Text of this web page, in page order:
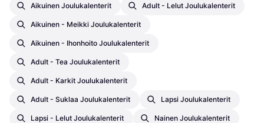
Aikuinen Joulukalenterit Adult - Lelut Joulukalenterit
Aikuinen - Meikki Joulukalenterit
Aikuinen - Ihonhoito Joulukalenterit
Adult - Tea Joulukalenterit
Adult - Karkit Joulukalenterit
Adult - Suklaa Joulukalenterit Lapsi Joulukalenterit
Lapsi - Lelut Joulukalenterit Nainen Joulukalenterit